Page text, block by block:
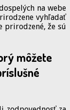
na webe
vyhľadať
prirodzené, že sú
môžete